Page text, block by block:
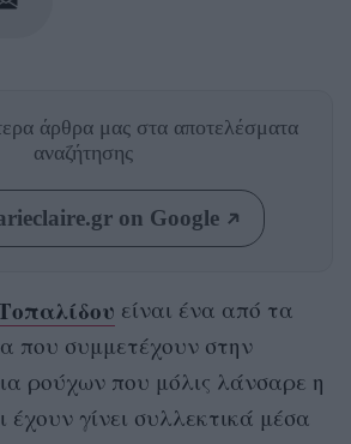
άρθρα μας στα αποτελέσματα
αναζήτησης
on Google
είναι ένα από τα
που συμμετέχουν στην
ρούχων που μόλις λάνσαρε η
έχουν γίνει συλλεκτικά μέσα